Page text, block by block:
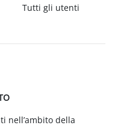
Tutti gli utenti
nell’ambito della